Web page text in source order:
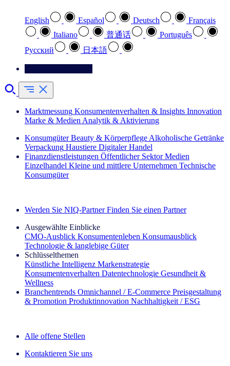
English Español Deutsch
Français
Italiano
普通话
Português
Pусский
日本語
Marktmessung Konsumentenverhalten & Insights Innovation
Marke & Medien Analytik & Aktivierung
Konsumgüter Beauty & Körperpflege Alkoholische Getränke
Verpackung Haustiere Digitaler Handel
Finanzdienstleistungen Öffentlicher Sektor Medien
Einzelhandel Kleine und mittlere Unternehmen Technische
Konsumgüter
Werden Sie NIQ-Partner Finden Sie einen Partner
Ausgewählte Einblicke
CMO‑Ausblick Konsumentenleben Konsumausblick
Technologie & langlebige Güter
Schlüsselthemen
Künstliche Intelligenz Markenstrategie
Konsumentenverhalten Datentechnologie Gesundheit &
Wellness
Branchentrends Omnichannel / E‑Commerce Preisgestaltung
& Promotion Produktinnovation Nachhaltigkeit / ESG
Alle offene Stellen
Kontaktieren Sie uns